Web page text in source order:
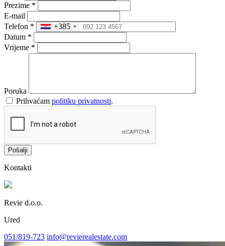
Prezime *
E-mail
Telefon *
+385
Datum *
Vrijeme *
Poruka
Prihvaćam politiku privatnosti.
Pošalji
Kontakti
Revie d.o.o.
Ured
051/819-723 info@revierealestate.com